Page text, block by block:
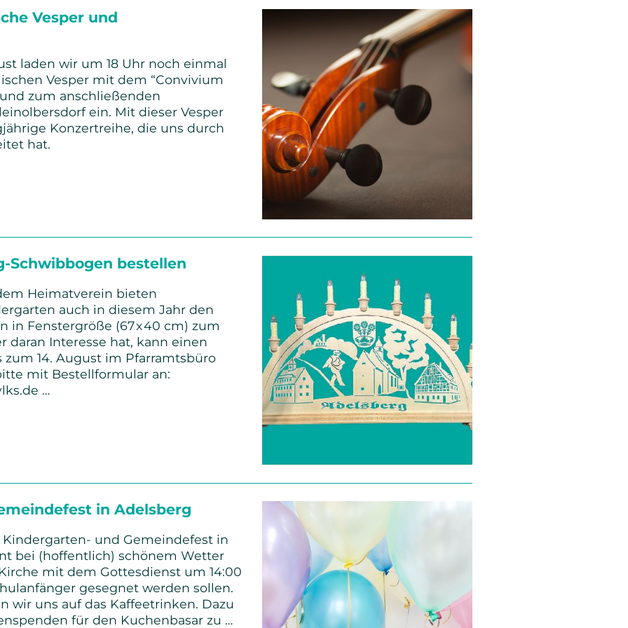
Vesper und
laden wir um 18 Uhr noch einmal
Vesper mit dem “Convivium
zum anschließenden
ein. Mit dieser Vesper
Konzertreihe, die uns durch
hat.
Schwibbogen bestellen
Heimatverein bieten
auch in diesem Jahr den
in Fenstergröße (67 x 40 cm) zum
daran Interesse hat, kann einen
14. August im Pfarramtsbüro
mit Bestellformular an:
…
in Adelsberg
und Gemeindefest in
bei (hoffentlich) schönem Wetter
mit dem Gottesdienst um 14:00
gesegnet werden sollen.
wir uns auf das Kaffeetrinken. Dazu
für den Kuchenbasar zu …